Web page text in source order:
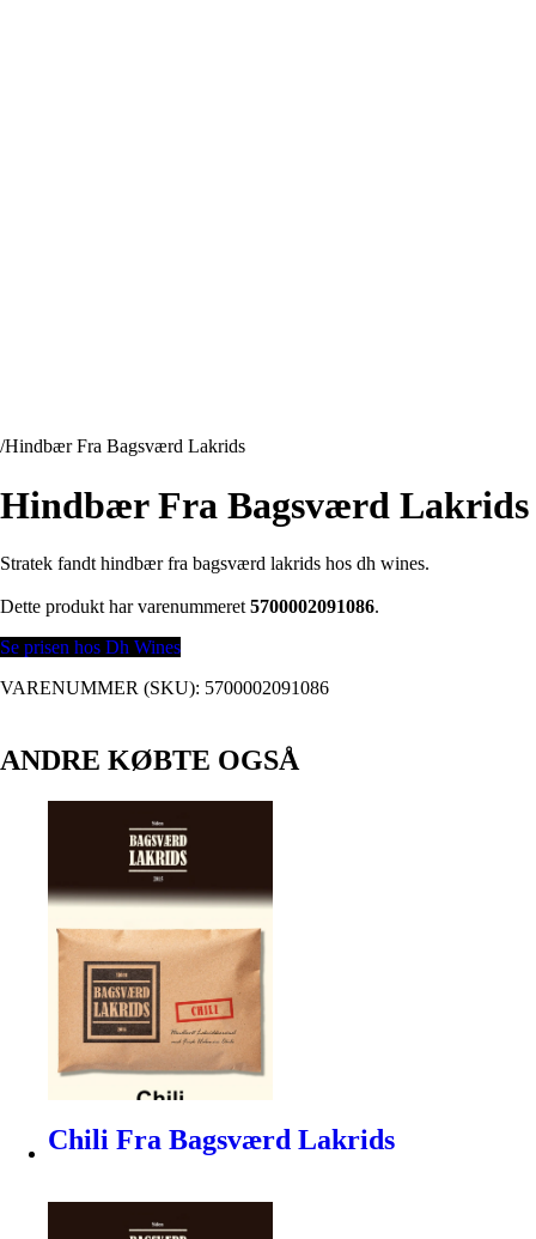
/Hindbær Fra Bagsværd Lakrids
Hindbær Fra Bagsværd Lakrids
Stratek fandt hindbær fra bagsværd lakrids hos dh wines.
Dette produkt har varenummeret 5700002091086.
Se prisen hos Dh Wines
VARENUMMER (SKU): 5700002091086
ANDRE KØBTE OGSÅ
Chili Fra Bagsværd Lakrids